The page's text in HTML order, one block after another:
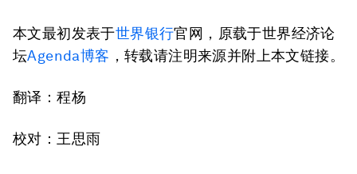
本文最初发表于世界银行官网，原载于世界经济论
坛Agenda博客 ，转载请注明来源并附上本文链接。
翻译：程杨
校对：王思雨